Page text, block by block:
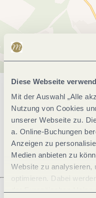
Diese Webseite
Mit der Auswahl „Alle
Nutzung von Cookies
unserer Webseite zu.
a. Online-Buchungen
Anzeigen zu
Medien anbieten zu
Website zu analysieren,
optimieren. Dabei
Öffnungszeiten